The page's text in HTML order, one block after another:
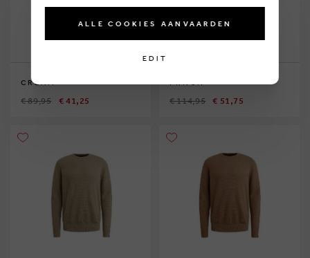
CREAM
€ 89,95 € 41,25
FRNCH
€ 114,95 € 51,75
ALLE COOKIES AANVAARDEN
EDIT